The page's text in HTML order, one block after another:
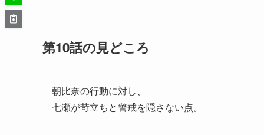
第10話の見どころ
朝比奈の行動に対し、
七瀬が苛立ちと警戒を隠さない点。